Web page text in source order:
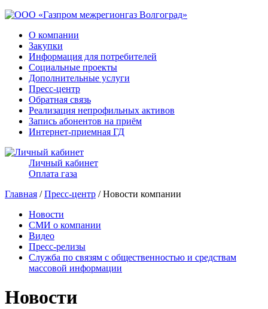
О компании
Закупки
Информация для потребителей
Социальные проекты
Дополнительные услуги
Пресс-центр
Обратная связь
Реализация непрофильных активов
Запись абонентов на приём
Интернет-приемная ГД
Личный кабинет
Оплата газа
Главная /Пресс-центр / Новости компании
Новости
СМИ о компании
Видео
Пресс-релизы
Служба по связям с общественностью и средствам
массовой информации
Новости